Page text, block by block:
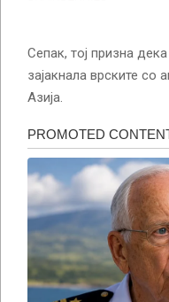
Сепак, тој призна
зајакнала врските со
Азија.